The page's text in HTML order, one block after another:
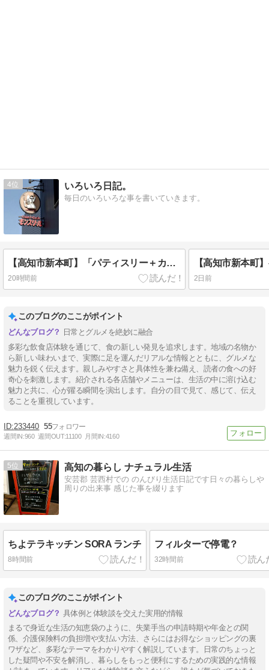
4 いろいろ日記。
毎日のいろいろな事を書いていきます。
【高知市新本町】「パティスリー＋カフェ モンスリール（Pâtisserie＋cafe Mon sourire）」へ行く。
20時間前 2日前
このブログのここがポイント
日常とグルメを絶妙に融合
多彩な飲食店体験を通じて、食の新しい発見を追求します。地域の名物か
ら新しい味わいまで、実際に足を運んだリアルな情報とともに、グルメな
魅力を鋭く伝えます。親しみやすさと具体性を兼ね備え、読者の食への好
奇心を刺激します。紹介される各店舗やメニューは、生活の中に溶け込む
魅力と共に、心が躍る瞬間を演出します。自分の目で見て、感じて、伝え
ることを重視しています。
233440 55
週間IN:960 週間OUT:11100 月間IN:4160
5 高知の暮らし ナチュラル生活
安芸郡 芸西村での のんびり生活日記です日々の暮らしや
周りの出来事 感じた事を綴ります
ちよテラキッチン SORA ランチ
8時間前
フィルターで停電？
32時間前
このブログのここがポイント
具体例と体験談を交えた実用的情報
まるで身近な生活の知恵袋のように、失業手当の申請時期や年金との関
係、介護保険料の負担増や支払い方法、さらにはお得なショッピングの裏
ワザなど、多彩なテーマをわかりやすく解説しています。日常のちょっと
した疑問や不安を解消し、暮らしをもっと便利にするための実践的な情報